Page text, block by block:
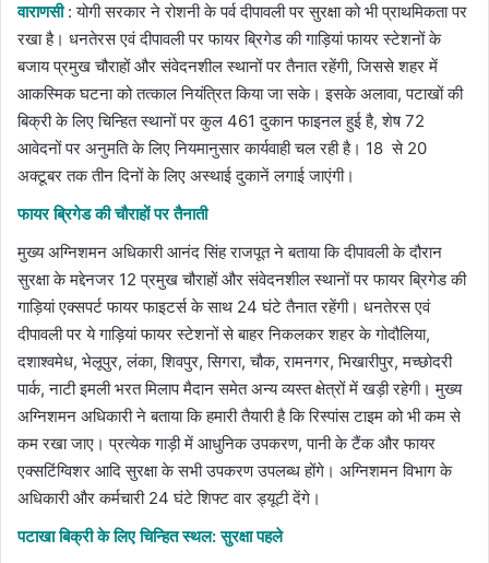
वाराणसी : योगी सरकार ने रोशनी के पर्व दीपावली पर सुरक्षा को भी प्राथमिकता पर
रखा है। धनतेरस एवं दीपावली पर फायर ब्रिगेड की गाड़ियां फायर स्टेशनों के
बजाय प्रमुख चौराहों और संवेदनशील स्थानों पर तैनात रहेंगी, जिससे शहर में
आकस्मिक घटना को तत्काल नियंत्रित किया जा सके। इसके अलावा, पटाखों की
बिक्री के लिए चिन्हित स्थानों पर कुल 461 दुकान फाइनल हुई है, शेष 72
आवेदनों पर अनुमति के लिए नियमानुसार कार्यवाही चल रही है। 18 से 20
अक्टूबर तक तीन दिनों के लिए अस्थाई दुकानें लगाई जाएंगी।
फायर ब्रिगेड की चौराहों पर तैनाती
मुख्य अग्निशमन अधिकारी आनंद सिंह राजपूत ने बताया कि दीपावली के दौरान
सुरक्षा के मद्देनजर 12 प्रमुख चौराहों और संवेदनशील स्थानों पर फायर ब्रिगेड की
गाड़ियां एक्सपर्ट फायर फाइटर्स के साथ 24 घंटे तैनात रहेंगी। धनतेरस एवं
दीपावली पर ये गाड़ियां फायर स्टेशनों से बाहर निकलकर शहर के गोदौलिया,
दशाश्वमेध, भेलूपुर, लंका, शिवपुर, सिगरा, चौक, रामनगर, भिखारीपुर, मच्छोदरी
पार्क, नाटी इमली भरत मिलाप मैदान समेत अन्य व्यस्त क्षेत्रों में खड़ी रहेगी। मुख्य
अग्निशमन अधिकारी ने बताया कि हमारी तैयारी है कि रिस्पांस टाइम को भी कम से
कम रखा जाए। प्रत्येक गाड़ी में आधुनिक उपकरण, पानी के टैंक और फायर
एक्सटिंग्विशर आदि सुरक्षा के सभी उपकरण उपलब्ध होंगे। अग्निशमन विभाग के
अधिकारी और कर्मचारी 24 घंटे शिफ्ट वार ड्यूटी देंगे।
पटाखा बिक्री के लिए चिन्हित स्थल: सुरक्षा पहले